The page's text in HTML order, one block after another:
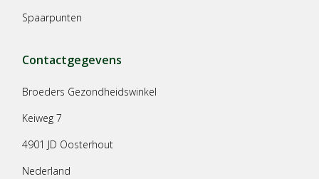
Spaarpunten
Contactgegevens
Broeders Gezondheidswinkel
Keiweg 7
4901 JD Oosterhout
Nederland